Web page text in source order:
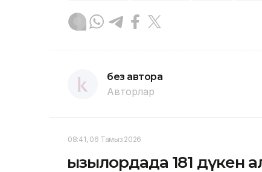
без автора
Авторлар
08:41, 06 Тамыз 2026
Қызылордада 181 дүкен